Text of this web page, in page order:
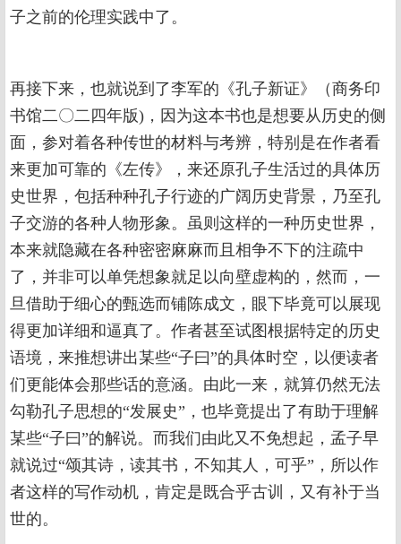
子之前的伦理实践中了。
再接下来，也就说到了李军的《孔子新证》（商务印
书馆二〇二四年版)，因为这本书也是想要从历史的侧
面，参对着各种传世的材料与考辨，特别是在作者看
来更加可靠的《左传》，来还原孔子生活过的具体历
史世界，包括种种孔子行迹的广阔历史背景，乃至孔
子交游的各种人物形象。虽则这样的一种历史世界，
本来就隐藏在各种密密麻麻而且相争不下的注疏中
了，并非可以单凭想象就足以向壁虚构的，然而，一
旦借助于细心的甄选而铺陈成文，眼下毕竟可以展现
得更加详细和逼真了。作者甚至试图根据特定的历史
语境，来推想讲出某些“子曰”的具体时空，以便读者
们更能体会那些话的意涵。由此一来，就算仍然无法
勾勒孔子思想的“发展史”，也毕竟提出了有助于理解
某些“子曰”的解说。而我们由此又不免想起，孟子早
就说过“颂其诗，读其书，不知其人，可乎”，所以作
者这样的写作动机，肯定是既合乎古训，又有补于当
世的。